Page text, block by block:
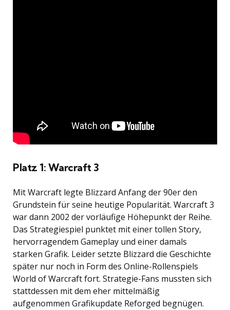
Platz 1: Warcraft 3
Mit Warcraft legte Blizzard Anfang der 90er den
Grundstein für seine heutige Popularität. Warcraft 3
war dann 2002 der vorläufige Höhepunkt der Reihe.
Das Strategiespiel punktet mit einer tollen Story,
hervorragendem Gameplay und einer damals
starken Grafik. Leider setzte Blizzard die Geschichte
später nur noch in Form des Online-Rollenspiels
World of Warcraft fort. Strategie-Fans mussten sich
stattdessen mit dem eher mittelmäßig
aufgenommen Grafikupdate Reforged begnügen.